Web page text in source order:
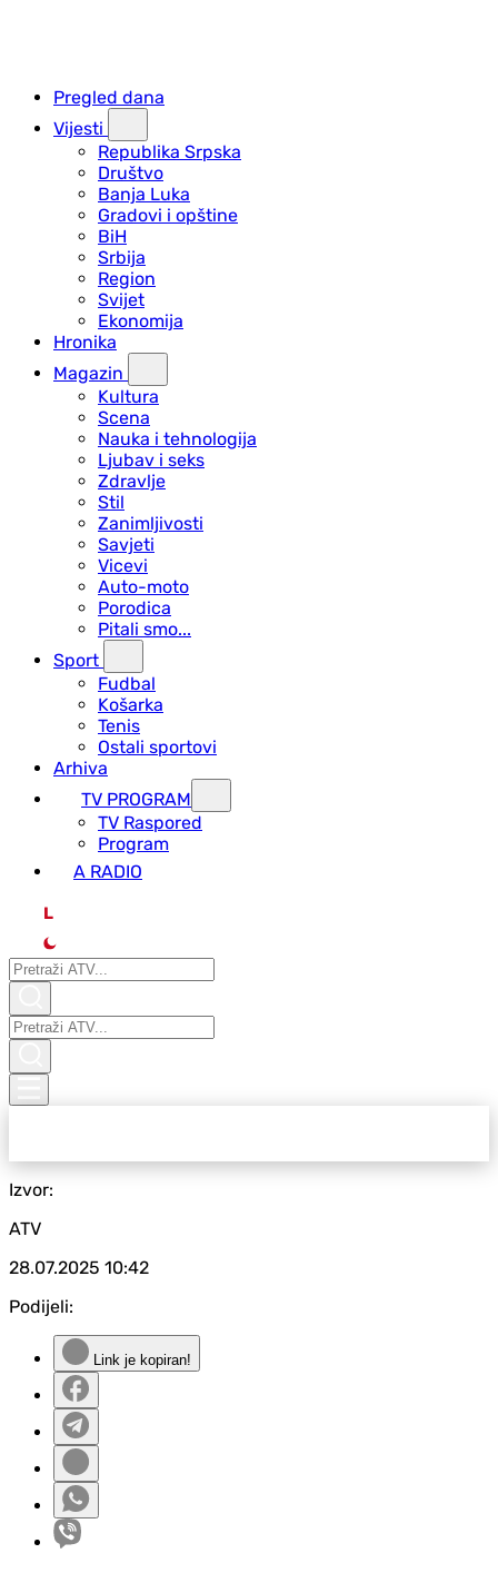
Pregled dana
Vijesti
Republika Srpska
Društvo
Banja Luka
Gradovi i opštine
BiH
Srbija
Region
Svijet
Ekonomija
Hronika
Magazin
Kultura
Scena
Nauka i tehnologija
Ljubav i seks
Zdravlje
Stil
Zanimljivosti
Savjeti
Vicevi
Auto-moto
Porodica
Pitali smo...
Sport
Fudbal
Košarka
Tenis
Ostali sportovi
Arhiva
TV PROGRAM
ТV Raspored
Program
A RADIO
L
Izvor:
ATV
28.07.2025 10:42
Podijeli:
Link je kopiran!